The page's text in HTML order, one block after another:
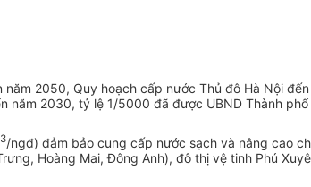
2050, Quy hoạch cấp nước Thủ đô Hà Nội
2030, tỷ lệ 1/5000 đã được UBND Thành
3/ngđ) đảm bảo cung cấp nước sạch và nâng cao
Hoàng Mai, Đông Anh), đô thị vệ tinh Phú